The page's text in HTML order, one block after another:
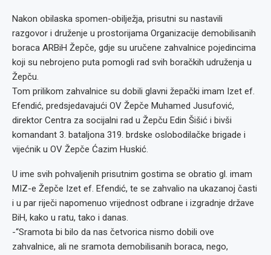
Nakon obilaska spomen-obilježja, prisutni su nastavili
razgovor i druženje u prostorijama Organizacije demobilisanih
boraca ARBiH Žepče, gdje su uručene zahvalnice pojedincima
koji su nebrojeno puta pomogli rad svih boračkih udruženja u
Žepču.
Tom prilikom zahvalnice su dobili glavni žepački imam Izet ef.
Efendić, predsjedavajući OV Žepče Muhamed Jusufović,
direktor Centra za socijalni rad u Žepču Edin Šišić i bivši
komandant 3. bataljona 319. brdske oslobodilačke brigade i
vijećnik u OV Žepče Ćazim Huskić.
U ime svih pohvaljenih prisutnim gostima se obratio gl. imam
MIZ-e Žepče Izet ef. Efendić, te se zahvalio na ukazanoj časti
i u par riječi napomenuo vrijednost odbrane i izgradnje države
BiH, kako u ratu, tako i danas.
-“Sramota bi bilo da nas četvorica nismo dobili ove
zahvalnice, ali ne sramota demobilisanih boraca, nego,